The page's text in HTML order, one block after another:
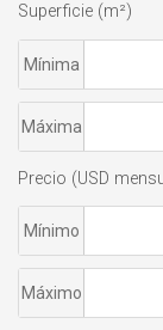
Superficie (m²)
Mínima
Máxima
Precio (USD
Mínimo
Máximo